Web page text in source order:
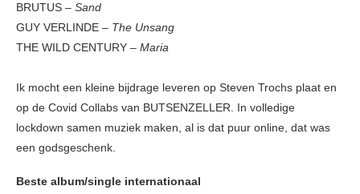
BRUTUS – Sand
GUY VERLINDE – The Unsang
THE WILD CENTURY – Maria
Ik mocht een kleine bijdrage leveren op Steven Trochs plaat en
op de Covid Collabs van BUTSENZELLER. In volledige
lockdown samen muziek maken, al is dat puur online, dat was
een godsgeschenk.
Beste album/single internationaal